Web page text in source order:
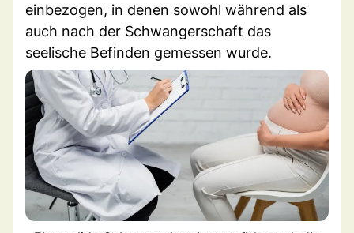
einbezogen, in denen sowohl während als
auch nach der Schwangerschaft das
seelische Befinden gemessen wurde.